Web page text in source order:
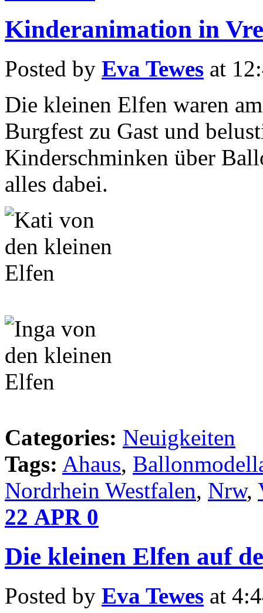
Kinderanimation in
Posted by Eva Tewes at
Die kleinen Elfen waren
Burgfest zu Gast und
Kinderschminken über
alles dabei.
Categories: Neuigkeiten
Tags: Ahaus,
Nordrhein Westfalen, Nrw,
22 APR 0
Die kleinen Elfen auf
Posted by Eva Tewes at